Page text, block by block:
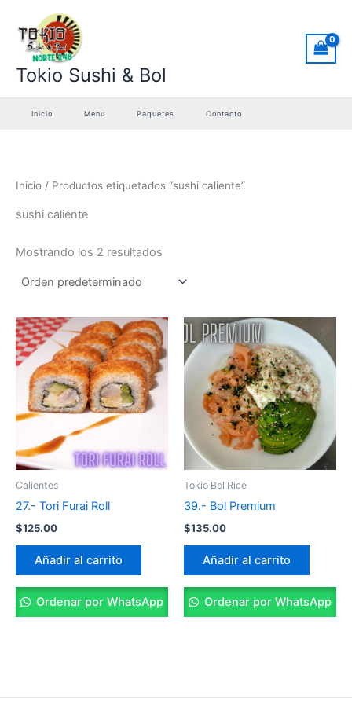
contenido
Tokio Sushi & Bol
Inicio Menu Paquetes Contacto
Inicio / Productos etiquetados “sushi caliente”
sushi caliente
Mostrando los 2 resultados
Calientes
27.- Tori Furai Roll
$125.00
Añadir al carrito
Ordenar por WhatsApp
Tokio Bol Rice
39.- Bol Premium
$135.00
Añadir al carrito
Ordenar por WhatsApp